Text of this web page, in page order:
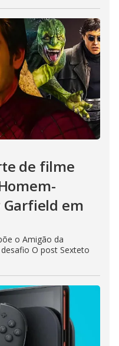
de filme
em
o Amigão da
O post Sexteto